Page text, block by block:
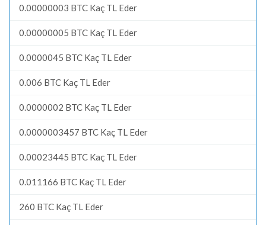
0.00000003 BTC Kaç TL Eder
0.00000005 BTC Kaç TL Eder
0.0000045 BTC Kaç TL Eder
0.006 BTC Kaç TL Eder
0.0000002 BTC Kaç TL Eder
0.0000003457 BTC Kaç TL Eder
0.00023445 BTC Kaç TL Eder
0.011166 BTC Kaç TL Eder
260 BTC Kaç TL Eder